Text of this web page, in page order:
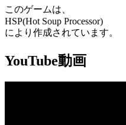
このゲームは、
HSP(Hot Soup Processor)
により作成されています。
YouTube動画